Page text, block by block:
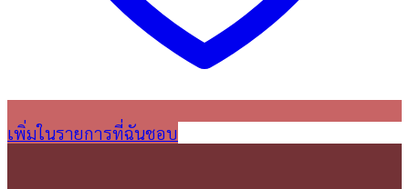
เพิ่มในรายการที่ฉันชอบ